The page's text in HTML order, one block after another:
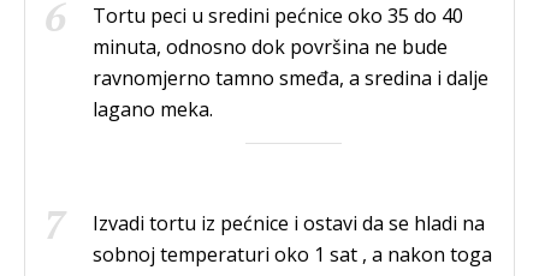
Tortu peci u sredini pećnice oko 35 do 40
minuta, odnosno dok površina ne bude
ravnomjerno tamno smeđa, a sredina i dalje
lagano meka.
Izvadi tortu iz pećnice i ostavi da se hladi na
sobnoj temperaturi oko 1 sat , a nakon toga